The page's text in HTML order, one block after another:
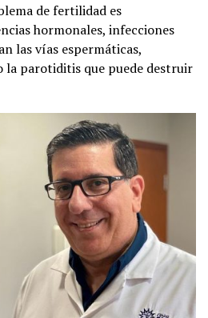
de fertilidad es
hormonales, infecciones
las vías espermáticas,
la parotiditis que puede destruir